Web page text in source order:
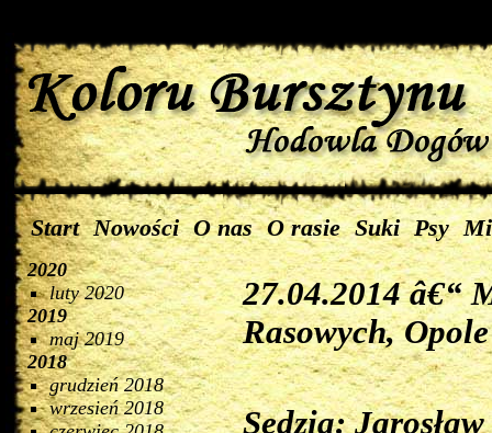
Start Nowości O nas O rasie Suki Psy
2020
luty 2020
2019
maj 2019
2018
grudzień 2018
wrzesień 2018
27.04.2014 â€“
Rasowych, Opole
Sędzia: